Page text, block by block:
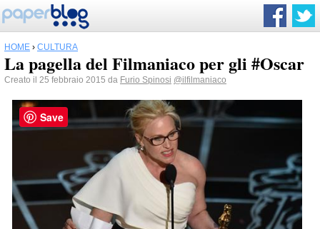
HOME › CULTURA
La pagella del Filmaniaco per gli #Oscar
Creato il 25 febbraio 2015 da Furio Spinosi @ilfilmaniaco
Save